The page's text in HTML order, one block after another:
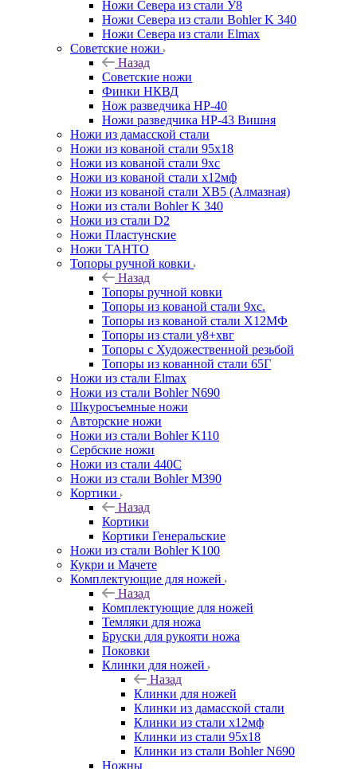
Ножи Севера из стали У8
Ножи Севера из стали Bohler K 340
Ножи Севера из стали Elmax
Советские ножи
Назад
Советские ножи
Финки НКВД
Нож разведчика НР-40
Ножи разведчика НР-43 Вишня
Ножи из дамасской стали
Ножи из кованой стали 95х18
Ножи из кованой стали 9хс
Ножи из кованой стали х12мф
Ножи из кованой стали ХВ5 (Алмазная)
Ножи из стали Bohler K 340
Ножи из стали D2
Ножи Пластунские
Ножи ТАНТО
Топоры ручной ковки
Назад
Топоры ручной ковки
Топоры из кованой стали 9хс.
Топоры из кованой стали Х12МФ
Топоры из стали у8+хвг
Топоры с Художественной резьбой
Топоры из кованной стали 65Г
Ножи из стали Elmax
Ножи из стали Bohler N690
Шкуросъемные ножи
Авторские ножи
Ножи из стали Bohler K110
Сербские ножи
Ножи из стали 440С
Ножи из стали Bohler M390
Кортики
Назад
Кортики
Кортики Генеральские
Ножи из стали Bohler K100
Кукри и Мачете
Комплектующие для ножей
Назад
Комплектующие для ножей
Темляки для ножа
Бруски для рукояти ножа
Поковки
Клинки для ножей
Назад
Клинки для ножей
Клинки из дамасской стали
Клинки из стали х12мф
Клинки из стали 95х18
Клинки из стали Bohler N690
Ножны